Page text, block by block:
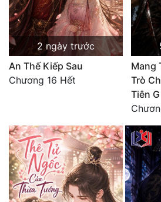
Mỹ Thực
Ngôn Tình
Ngược
Nữ Cường
Phong Thủy - Tâm Linh
Phương Tây
Phản Phái
Quan Trường
2 ngày trước
An Thế Kiếp Sau
Chương 16 Hết
Mang
Trò
Tiên